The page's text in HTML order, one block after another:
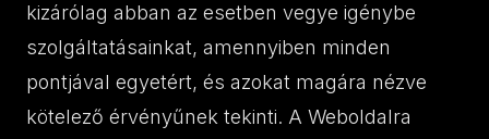
kizárólag abban az esetben vegye igénybe
szolgáltatásainkat, amennyiben minden
pontjával egyetért, és azokat magára nézve
kötelező érvényűnek tekinti. A Weboldalra